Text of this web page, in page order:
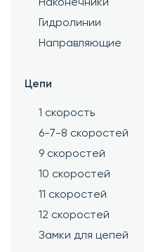
Наконечники
Гидролинии
Направляющие
Цепи
1 скорость
6-7-8 скоростей
9 скоростей
10 скоростей
11 скоростей
12 скоростей
Замки для цепей